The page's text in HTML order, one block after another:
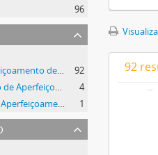
96
Coordenação de Aperfeiçoamento de Pessoal de Nível Superior (CAPES)
92
Fundação Coordenação de Aperfeiçoamento de Pessoal de Nível Superior (CAPES)
4
Campanha Nacional de Aperfeiçoamento de Pessoal de Nível Superior (CAPES)
1
92